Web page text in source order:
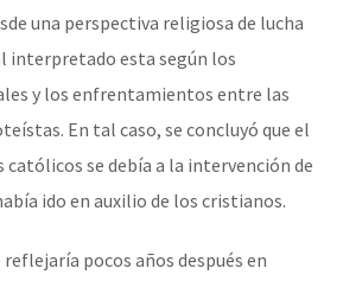
una perspectiva religiosa de lucha
interpretado esta según los
y los enfrentamientos entre las
En tal caso, se concluyó que el
se debía a la intervención de
ido en auxilio de los cristianos.
pocos años después en